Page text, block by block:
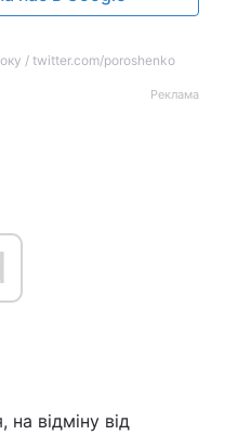
/ twitter.com/poroshenko
Реклама
відміну від